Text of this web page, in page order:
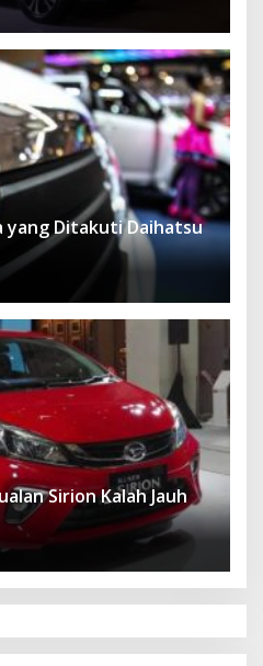
yang Ditakuti Daihatsu
Sirion Kalah Jauh